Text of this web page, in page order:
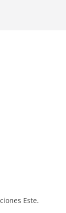
Este.